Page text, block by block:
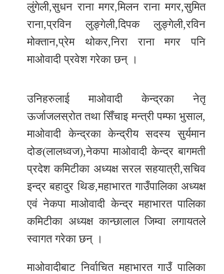
लुंगेली,सुधन राना मगर,मिलन राना मगर,सुमित
राना,प्रविन लुङ्गेली,दिपक लुङ्गेली,रविन
मोक्तान,प्रेम थोकर,निरा राना मगर पनि
माओवादी प्रवेश गरेका छन् ।
उनिहरुलाई माओवादी केन्द्रका नेतृ
ऊर्जाजलस्रोत तथा सिँचाइ मन्त्री पम्फा भुसाल,
माओवादी केन्द्रका केन्द्रीय सदस्य सुर्यमान
दोङ(लालध्वज),नेकपा माओवादी केन्द्र बागमती
प्रदेश कमिटीका अध्यक्ष सरल सहयात्री,सचिव
इन्द्र बहादुर थिङ,महाभारत गाउँपालिका अध्यक्ष
एवं नेकपा माओवादी केन्द्र महाभारत पालिका
कमिटीका अध्यक्ष कान्छालाल जिम्वा लगायतले
स्वागत गरेका छन् ।
माओवादीबाट निर्वाचित महाभारत गाउँ पालिका